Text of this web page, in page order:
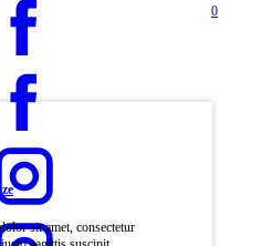
0
sit amet, consectetur